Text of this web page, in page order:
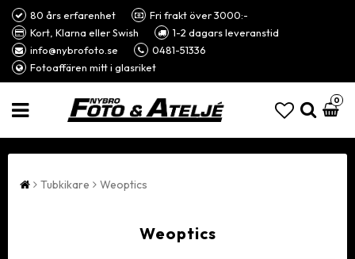
80 års erfarenhet
Fri frakt över 3000:-
Kort, Klarna eller Swish
1-2 dagars leveranstid
info@nybrofoto.se
0481-51336
Fotoaffären mitt i glasriket
0
Tubkikare Weoptics
Weoptics